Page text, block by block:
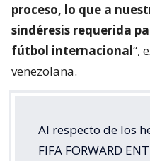
proceso, lo que a
sindéresis requerida
fútbol internacional“,
venezolana.
Al respecto de los
FIFA FORWARD